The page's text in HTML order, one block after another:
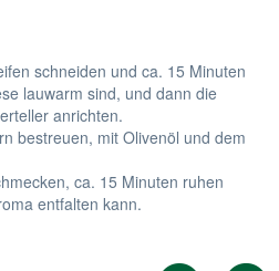
schneiden und ca. 15 Minuten
lauwarm sind, und dann die
anrichten.
bestreuen, mit Olivenöl und dem
ca. 15 Minuten ruhen
entfalten kann.